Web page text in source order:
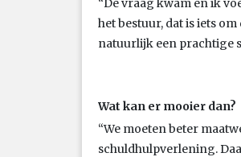
het bestuur, dat is iets
natuurlijk een prachtige
Wat kan er mooier dan?
“We moeten beter
schuldhulpverlening.